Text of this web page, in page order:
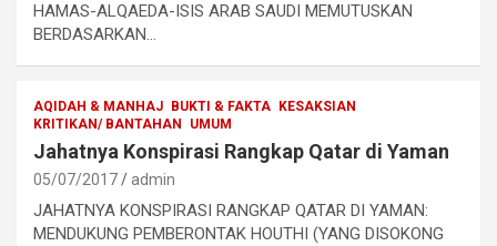
HAMAS-ALQAEDA-ISIS ARAB SAUDI MEMUTUSKAN
BERDASARKAN…
AQIDAH & MANHAJ BUKTI & FAKTA
KESAKSIAN
KRITIKAN/ BANTAHAN
UMUM
Jahatnya Konspirasi Rangkap Qatar di Yaman
05/07/2017 admin
JAHATNYA KONSPIRASI RANGKAP QATAR DI YAMAN:
MENDUKUNG PEMBERONTAK HOUTHI (YANG DISOKONG